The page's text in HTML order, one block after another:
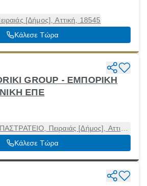
[Δήμος], Αττική, 18545
Κάλεσε Τώρα
GROUP - ΕΜΠΟΡΙΚΗ
ΕΠΕ
Πειραιάς [Δήμος], Αττική,
18545
Κάλεσε Τώρα